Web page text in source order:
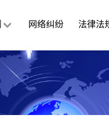
网络纠纷 法律法